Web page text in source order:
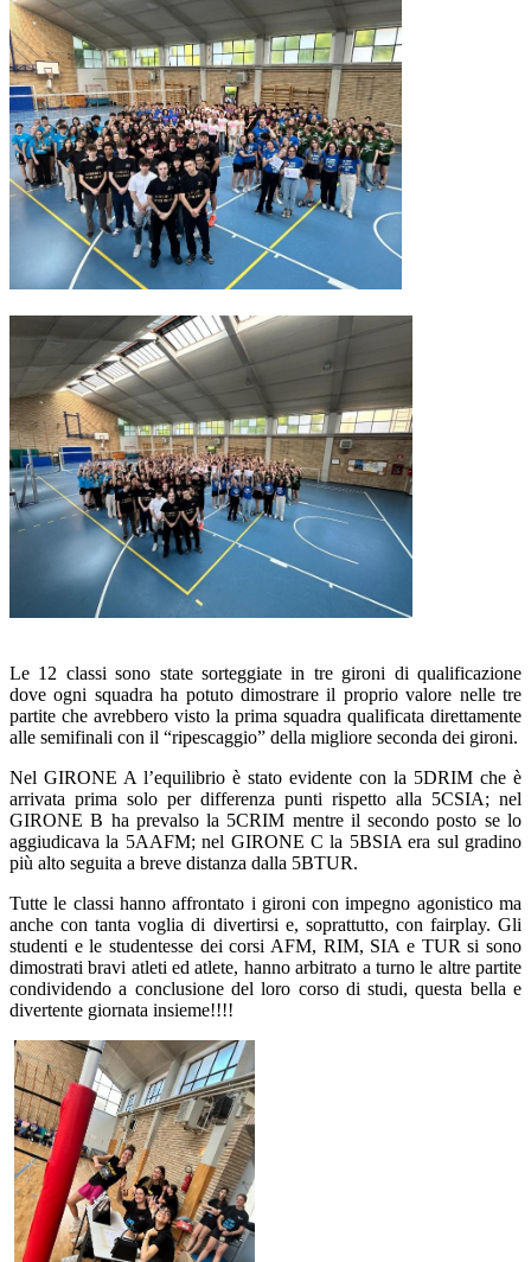
Le 12 classi sono state sorteggiate in tre gironi di qualificazione
dove ogni squadra ha potuto dimostrare il proprio valore nelle tre
partite che avrebbero visto la prima squadra qualificata direttamente
alle semifinali con il “ripescaggio” della migliore seconda dei gironi.
Nel GIRONE A l’equilibrio è stato evidente con la 5DRIM che è
arrivata prima solo per differenza punti rispetto alla 5CSIA; nel
GIRONE B ha prevalso la 5CRIM mentre il secondo posto se lo
aggiudicava la 5AAFM; nel GIRONE C la 5BSIA era sul gradino
più alto seguita a breve distanza dalla 5BTUR.
Tutte le classi hanno affrontato i gironi con impegno agonistico ma
anche con tanta voglia di divertirsi e, soprattutto, con fairplay. Gli
studenti e le studentesse dei corsi AFM, RIM, SIA e TUR si sono
dimostrati bravi atleti ed atlete, hanno arbitrato a turno le altre partite
condividendo a conclusione del loro corso di studi, questa bella e
divertente giornata insieme!!!!